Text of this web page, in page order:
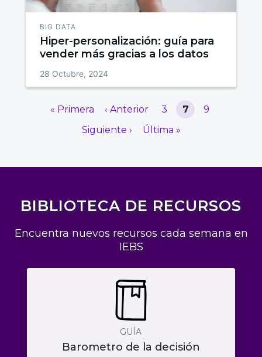
BIG DATA
Hiper-personalización: guía para
vender más gracias a los datos
28 Octubre, 2024
« Primera ‹ Anterior 3 7
9
Siguiente ›
Última »
BIBLIOTECA DE RECURSOS
Encuentra nuevos recursos cada semana en
IEBS
GUÍA
Barometro de la decisión